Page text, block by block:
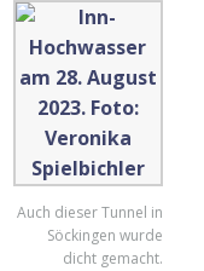
Auch dieser Tunnel in
Söckingen wurde
dicht gemacht.